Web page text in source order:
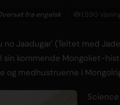
fra engelsk 1,590
no Jaadugar' (Teltet med
kommende Mongoliet-
og medhustruerne i